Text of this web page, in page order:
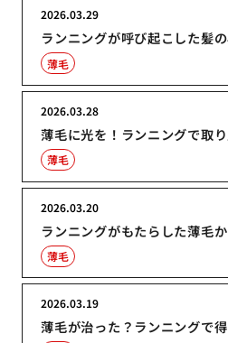
ランニングが呼び起こした髪
2026.03.29
薄毛
薄毛に光を！ランニングで取
2026.03.28
薄毛
ランニングがもたらした薄毛
2026.03.20
薄毛
薄毛が治った？ランニングで
2026.03.19